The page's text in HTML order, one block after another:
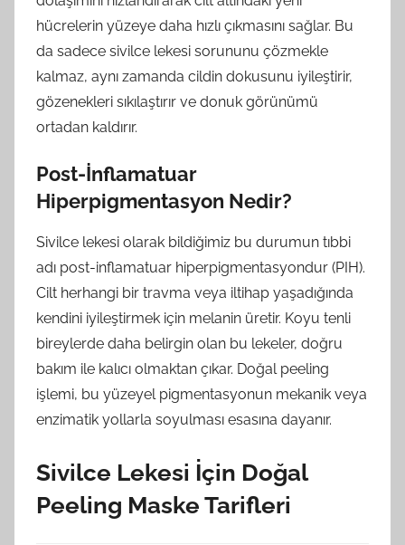
hücrelerin yüzeye daha hızlı çıkmasını sağlar. Bu
da sadece sivilce lekesi sorununu çözmekle
kalmaz, aynı zamanda cildin dokusunu iyileştirir,
gözenekleri sıkılaştırır ve donuk görünümü
ortadan kaldırır.
Post-İnflamatuar
Hiperpigmentasyon Nedir?
Sivilce lekesi olarak bildiğimiz bu durumun tıbbi
adı post-inflamatuar hiperpigmentasyondur (PIH).
Cilt herhangi bir travma veya iltihap yaşadığında
kendini iyileştirmek için melanin üretir. Koyu tenli
bireylerde daha belirgin olan bu lekeler, doğru
bakım ile kalıcı olmaktan çıkar. Doğal peeling
işlemi, bu yüzeyel pigmentasyonun mekanik veya
enzimatik yollarla soyulması esasına dayanır.
Sivilce Lekesi İçin Doğal
Peeling Maske Tarifleri